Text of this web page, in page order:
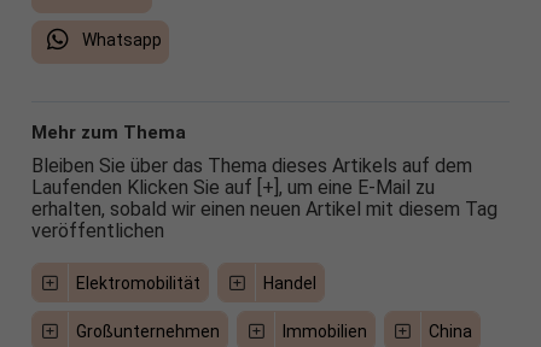
Whatsapp
Mehr zum Thema
Bleiben Sie über das Thema dieses Artikels auf dem
Laufenden Klicken Sie auf [+], um eine E-Mail zu
erhalten, sobald wir einen neuen Artikel mit diesem Tag
veröffentlichen
Elektromobilität Handel
Großunternehmen Immobilien China